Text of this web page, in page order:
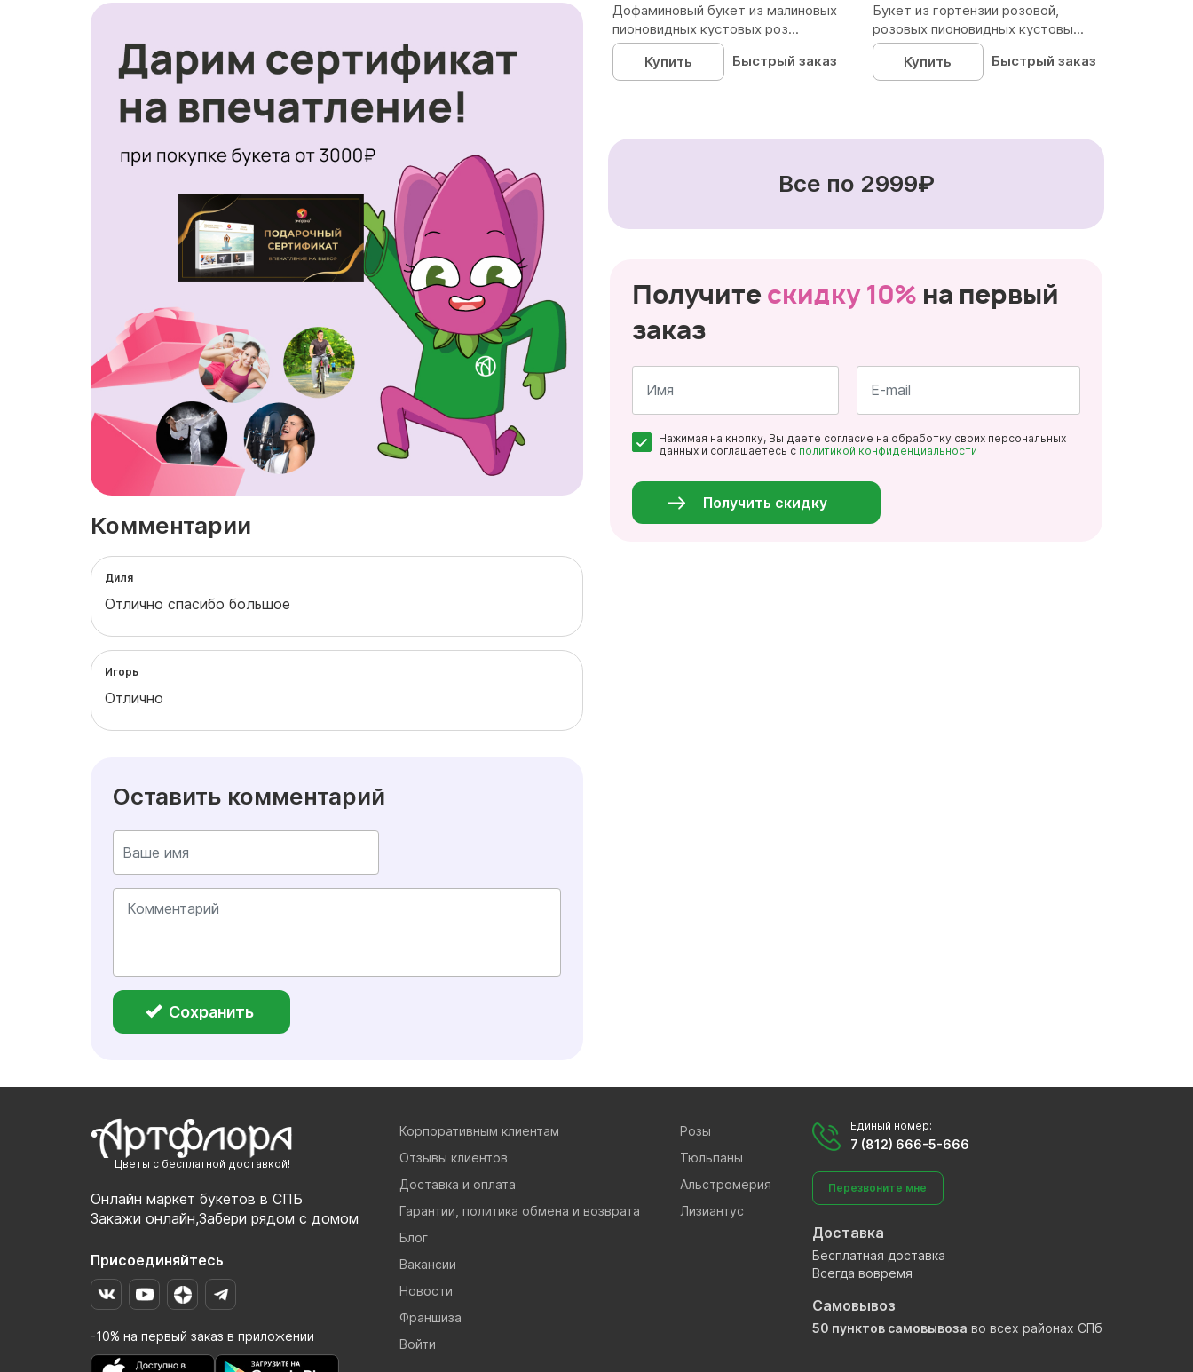
Комментарии
Диля
Отлично спасибо большое
Игорь
Отлично
Оставить комментарий
Сохранить
Дофаминовый букет из малиновых
пионовидных кустовых роз...
Купить
Быстрый заказ
Букет из гортензии розовой,
розовых пионовидных кустовы...
Купить
Быстрый заказ
Все по 2999₽
Получитескидку 10% на первый
заказ
*
*
Нажимая на кнопку, Вы даете согласие на обработку своих персональных
данных и соглашаетесь с политикой конфиденциальности
Получить скидку
Цветы с бесплатной доставкой!
Онлайн маркет букетов в СПБ
Закажи онлайн,Забери рядом с домом
Присоединяйтесь
-10% на первый заказ в приложении
Корпоративным клиентам
Отзывы клиентов
Доставка и оплата
Гарантии, политика обмена и возврата
Блог
Вакансии
Новости
Франшиза
Войти
Розы
Тюльпаны
Альстромерия
Лизиантус
Единый номер:
7 (812) 666-5-666
Перезвоните мне
Доставка
Бесплатная доставка
Всегда вовремя
Самовывоз
50 пунктов самовывоза во всех районах СПб